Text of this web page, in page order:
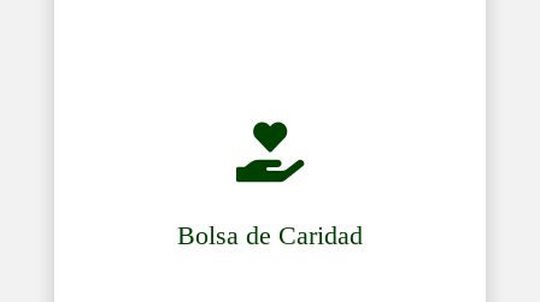

Bolsa de Caridad